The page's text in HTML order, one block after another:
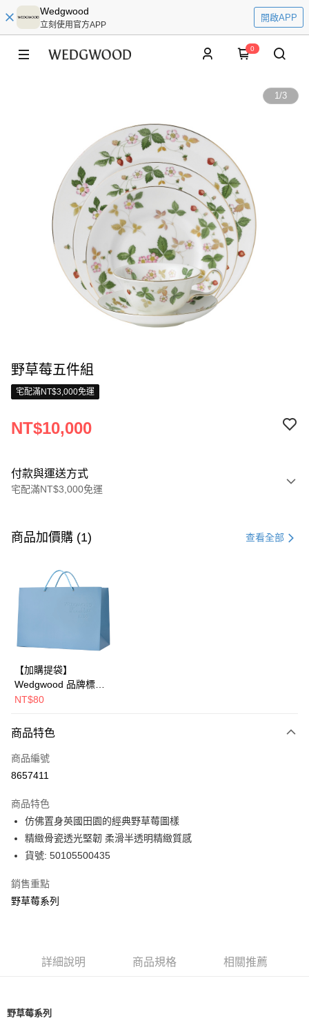
Wedgwood
立刻使用官方APP
開啟APP
0
1/3
野草莓五件組
宅配滿NT$3,000免運
NT$10,000
付款與運送方式
宅配滿NT$3,000免運
信用卡一次付款
3 期 0 利率 每期
國泰世華商業銀行
臺灣中小企業銀行
匯豐（台灣）商業銀行
聯邦商業銀行
元大商業銀行
台新國際商業銀行
LINE Pay
Apple Pay
Google Pay
每筆NT$200，滿NT$3,000(含以上)免運費
商品加價購 (1) 查看全部
【加購提袋】
Wedgwood 品牌標誌
橫式提袋(長43x寬22x
NT$80
商品特色
商品編號
8657411
商品特色
仿佛置身英國田園的經典野草莓圖樣
精緻骨瓷透光堅韌 柔滑半透明精緻質感
貨號: 50105500435
銷售重點
野草莓系列
詳細說明 商品規格 相關推薦
野草莓系列